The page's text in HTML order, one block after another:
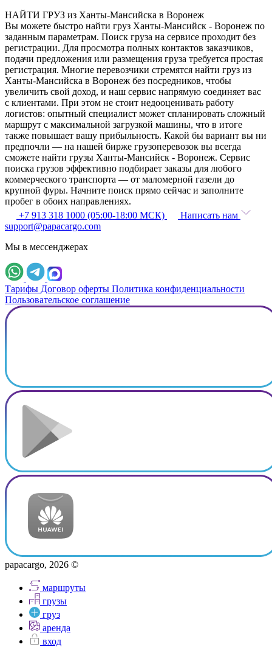
НАЙТИ ГРУЗ из Ханты-Мансийска в Воронеж
Вы можете быстро найти груз Ханты-Мансийск - Воронеж по
заданным параметрам. Поиск груза на сервисе проходит без
регистрации. Для просмотра полных контактов заказчиков,
подачи предложения или размещения груза требуется простая
регистрация. Многие перевозчики стремятся найти груз из
Ханты-Мансийска в Воронеж без посредников, чтобы
увеличить свой доход, и наш сервис напрямую соединяет вас
с клиентами. При этом не стоит недооценивать работу
логистов: опытный специалист может спланировать сложный
маршрут с максимальной загрузкой машины, что в итоге
также повышает вашу прибыльность. Какой бы вариант вы ни
предпочли — на нашей бирже грузоперевозок вы всегда
сможете найти грузы Ханты-Мансийск - Воронеж. Сервис
поиска грузов эффективно подбирает заказы для любого
коммерческого транспорта — от маломерной газели до
крупной фуры. Начните поиск прямо сейчас и заполните
пробег в обоих направлениях.
+7 913 318 1000 (05:00-18:00 МСК)
Написать нам
support@papacargo.com
Мы в мессенджерах
Тарифы Договор оферты Политика конфиденциальности
Пользовательское соглашение
papacargo, 2026 ©
маршруты
грузы
груз
аренда
вход